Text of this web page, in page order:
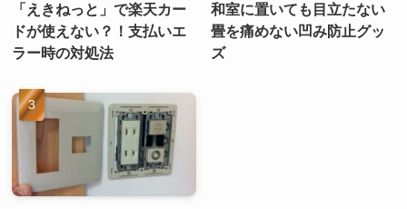
「えきねっと」で楽天カー
ドが使えない？！支払いエ
ラー時の対処法
和室に置いても目立たない
畳を痛めない凹み防止グッ
ズ